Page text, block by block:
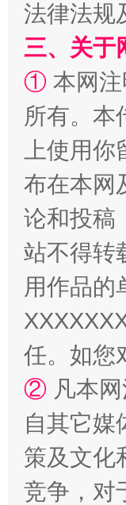
阿坝州三
国家大学科
扯下公款
法律法规
三、关于
① 本网
所有。本
上使用
布在本网
论和投稿
站不得转
用作品的
任。如您
② 凡本
自其它媒
策及文化
竞争，对